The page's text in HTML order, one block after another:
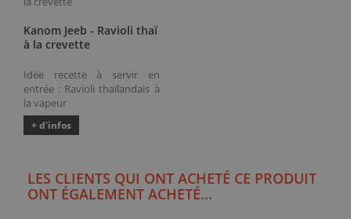
Kanom Jeeb - Ravioli thaï
à la crevette
Idée recette à servir en
entrée : Ravioli thaïlandais à
la vapeur
+ d'infos
LES CLIENTS QUI ONT ACHETÉ CE PRODUIT
ONT ÉGALEMENT ACHETÉ...